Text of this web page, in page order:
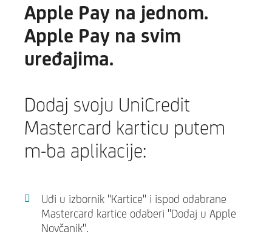
Apple Pay na jednom.
Apple Pay na svim
uređajima.
Dodaj svoju UniCredit
Mastercard karticu putem
m-ba aplikacije:
Uđi u izbornik "Kartice" i ispod odabrane
Mastercard kartice odaberi "Dodaj u Apple
Novčanik".